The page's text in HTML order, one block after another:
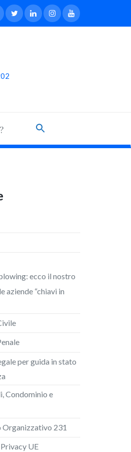
ecco il nostro
aziende “chiavi in
per guida in stato
Condominio e
231
UE